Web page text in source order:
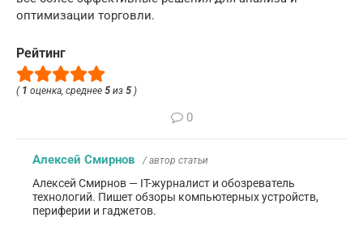
оптимизации торговли.
Рейтинг
( 1 оценка, среднее 5 из 5 )
0
Алексей Смирнов / автор статьи
Алексей Смирнов — IT-журналист и обозреватель
технологий. Пишет обзоры компьютерных устройств,
периферии и гаджетов.